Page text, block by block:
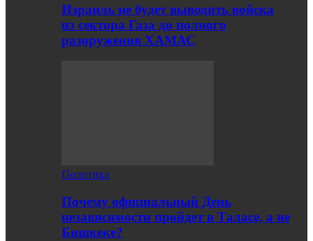
Израиль не будет выводить войска
из сектора Газа до полного
разоружения ХАМАС
Политика
Почему официальный День
независимости пройдет в Таласе, а не
Бишкеке?